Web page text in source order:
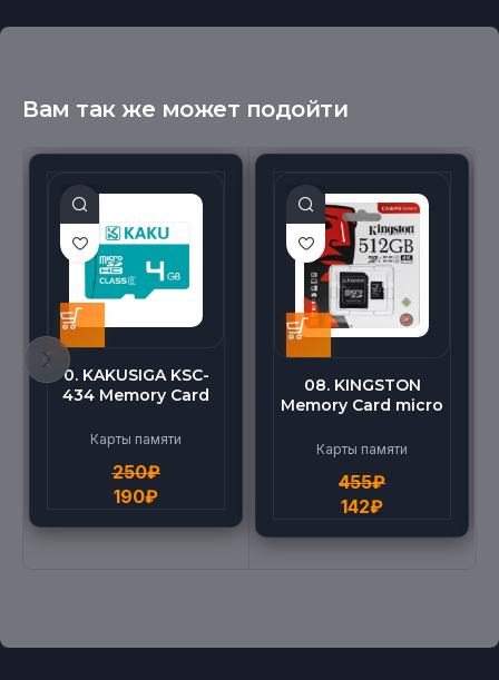
Вам так же может подойти
0. KAKUSIGA KSC-
434 Memory Card
High Speed (4G)
Карты памяти
250₽
190₽
08. KINGSTON
Memory Card micro
Карты памяти
455₽
142₽